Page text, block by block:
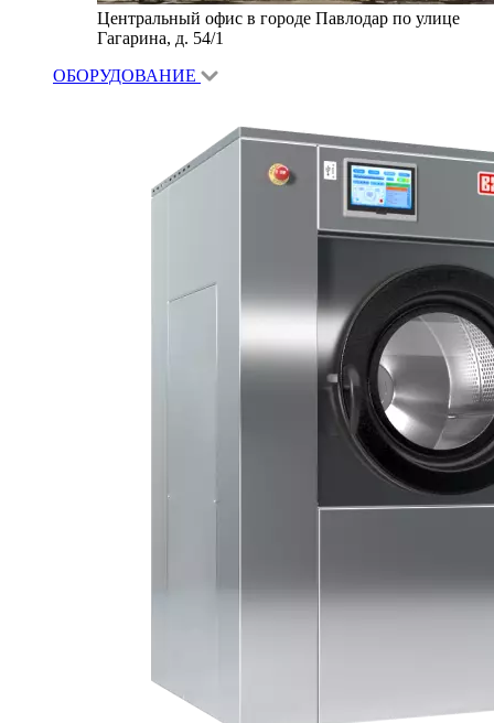
Центральный офис в городе Павлодар по улице
Гагарина, д. 54/1
ОБОРУДОВАНИЕ